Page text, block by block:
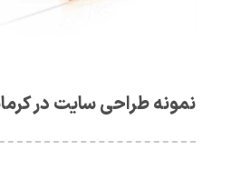
نمونه طراحی سایت در